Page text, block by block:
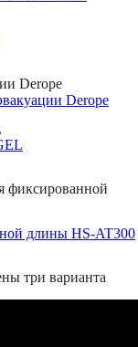
Derope
фиксированной
три варианта